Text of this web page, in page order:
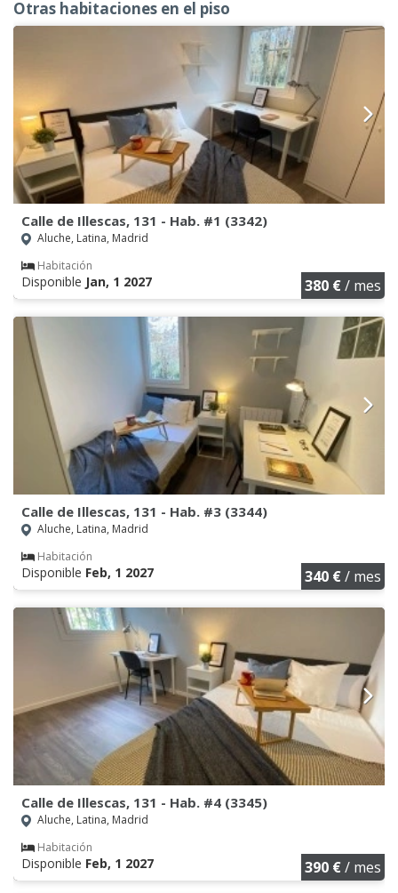
Otras habitaciones en el piso
Calle de Illescas, 131 - Hab. #1 (3342)
Aluche, Latina, Madrid
Habitación
Disponible Jan, 1 2027 380 €/ mes
Calle de Illescas, 131 - Hab. #3 (3344)
Aluche, Latina, Madrid
Habitación
Disponible Feb, 1 2027 340 €/ mes
Calle de Illescas, 131 - Hab. #4 (3345)
Aluche, Latina, Madrid
Habitación
Disponible Feb, 1 2027 390 €/ mes